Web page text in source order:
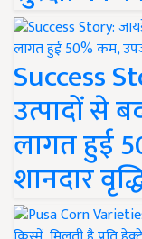
Success
उत्पादों से
लागत हुई
शानदार